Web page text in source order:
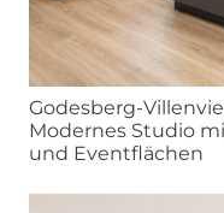
Godesberg-
Modernes Studio
und Eventflächen